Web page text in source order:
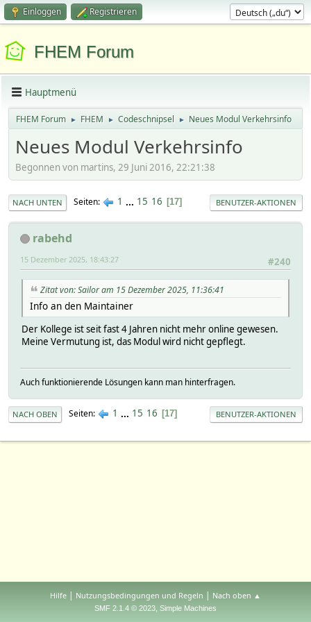
Einloggen Registrieren
FHEM Forum
Hauptmenü
FHEM Forum ► FHEM ► Codeschnipsel ► Neues Modul Verkehrsinfo
Neues Modul Verkehrsinfo
Begonnen von martins, 29 Juni 2016, 22:21:38
NACH UNTEN Seiten 1 ... 15 16 17 BENUTZER-AKTIONEN
rabehd
#240
15 Dezember 2025, 18:43:27
Zitat von: Sailor am 15 Dezember 2025, 11:36:41
Info an den Maintainer
Der Kollege ist seit fast 4 Jahren nicht mehr online gewesen.
Meine Vermutung ist, das Modul wird nicht gepflegt.
Auch funktionierende Lösungen kann man hinterfragen.
NACH OBEN Seiten 1 ... 15 16 17 BENUTZER-AKTIONEN
Hilfe | Nutzungsbedingungen und Regeln | Nach oben ▲
SMF 2.1.4 © 2023, Simple Machines